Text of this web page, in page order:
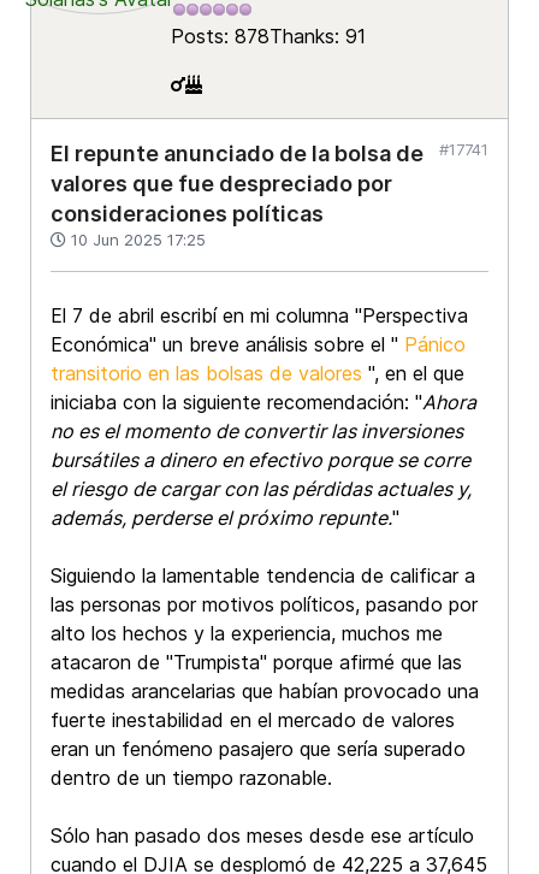
Posts: 878Thanks: 91
El repunte anunciado de la bolsa de
valores que fue despreciado por
consideraciones políticas
10 Jun 2025 17:25
#17741
El 7 de abril escribí en mi columna "Perspectiva
Económica" un breve análisis sobre el " Pánico
transitorio en las bolsas de valores ", en el que
iniciaba con la siguiente recomendación: "Ahora
no es el momento de convertir las inversiones
bursátiles a dinero en efectivo porque se corre
el riesgo de cargar con las pérdidas actuales y,
además, perderse el próximo repunte."
Siguiendo la lamentable tendencia de calificar a
las personas por motivos políticos, pasando por
alto los hechos y la experiencia, muchos me
atacaron de "Trumpista" porque afirmé que las
medidas arancelarias que habían provocado una
fuerte inestabilidad en el mercado de valores
eran un fenómeno pasajero que sería superado
dentro de un tiempo razonable.
Sólo han pasado dos meses desde ese artículo
cuando el DJIA se desplomó de 42,225 a 37,645